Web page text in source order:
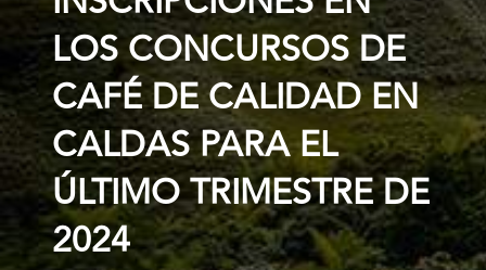
LOS CONCURSOS DE
CAFÉ DE CALIDAD EN
CALDAS PARA EL
ÚLTIMO TRIMESTRE DE
2024